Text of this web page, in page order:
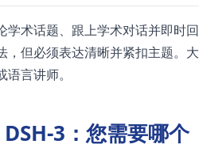
学术话题、跟上学术对话并即时回
，但必须表达清晰并紧扣主题。大
言讲师。
3：您需要哪个